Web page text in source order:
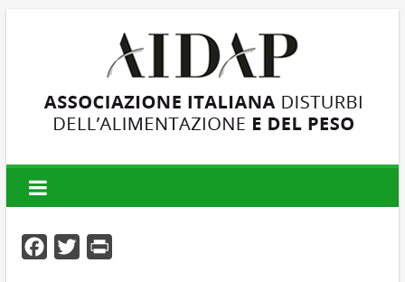
AIDAP
Associazione
Disturbi